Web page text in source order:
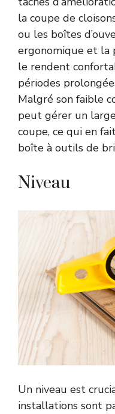
la coupe de
ou les boîtes
ergonomique et la
le rendent
périodes
Malgré son faible
peut gérer un
coupe, ce qui en
boîte à outils de
Niveau
Un niveau est
installations sont